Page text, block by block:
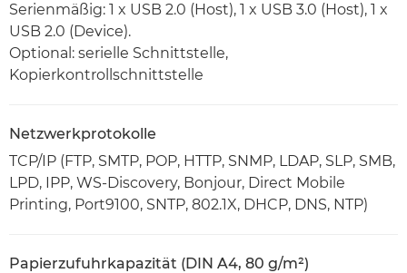
Serienmäßig: 1 x USB 2.0 (Host), 1 x USB 3.0 (Host), 1 x
USB 2.0 (Device).
Optional: serielle Schnittstelle,
Kopierkontrollschnittstelle
Netzwerkprotokolle
TCP/IP (FTP, SMTP, POP, HTTP, SNMP, LDAP, SLP, SMB,
LPD, IPP, WS-Discovery, Bonjour, Direct Mobile
Printing, Port9100, SNTP, 802.1X, DHCP, DNS, NTP)
Papierzufuhrkapazität (DIN A4, 80 g/m²)